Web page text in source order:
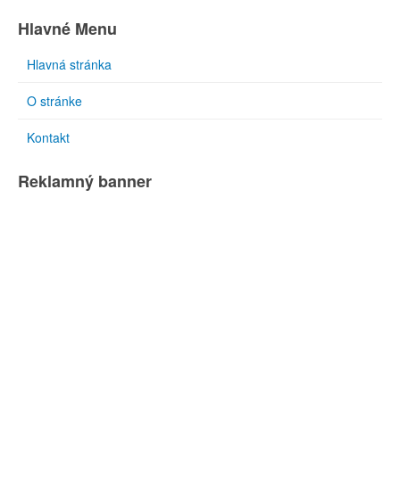
Hlavné Menu
Hlavná stránka
O stránke
Kontakt
Reklamný banner